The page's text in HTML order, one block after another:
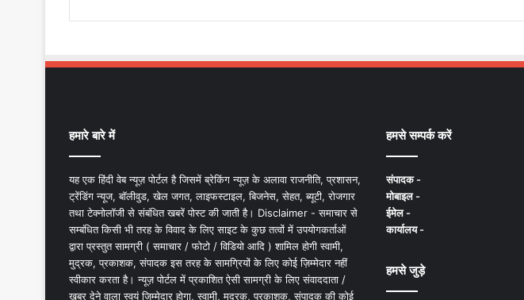
हमारे बारे में
यह एक हिंदी वेब न्यूज़ पोर्टल है जिसमें ब्रेकिंग न्यूज़ के अलावा राजनीति, प्रशासन,
ट्रेंडिंग न्यूज, बॉलीवुड, खेल जगत, लाइफस्टाइल, बिजनेस, सेहत, ब्यूटी, रोजगार
तथा टेक्नोलॉजी से संबंधित खबरें पोस्ट की जाती है। Disclaimer - समाचार से
सम्बंधित किसी भी तरह के विवाद के लिए साइट के कुछ तत्वों में उपयोगकर्ताओं
द्वारा प्रस्तुत सामग्री ( समाचार / फोटो / विडियो आदि ) शामिल होगी स्वामी,
मुद्रक, प्रकाशक, संपादक इस तरह के सामग्रियों के लिए कोई ज़िम्मेदार नहीं
स्वीकार करता है। न्यूज़ पोर्टल में प्रकाशित ऐसी सामग्री के लिए संवाददाता /
खबर देने वाला स्वयं जिम्मेदार होगा, स्वामी, मुद्रक, प्रकाशक, संपादक की कोई
हमसे सम्पर्क करें
संपादक -
मोबाइल -
ईमेल -
कार्यालय -
हमसे जुड़े